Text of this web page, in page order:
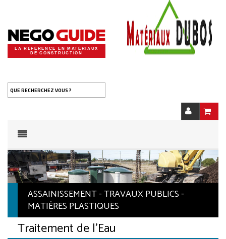
LA RÉFÉRENCE EN MATÉRIAUX
DE CONSTRUCTION
QUE RECHERCHEZ VOUS ?
ASSAINISSEMENT - TRAVAUX PUBLICS -
MATIÈRES PLASTIQUES
Traitement de l'Eau